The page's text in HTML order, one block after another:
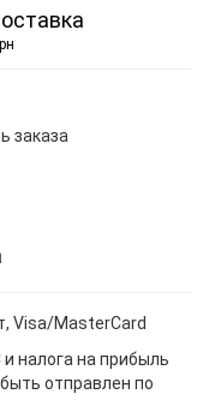
заказа
Visa/MasterCard
налога на прибыль
отправлен по